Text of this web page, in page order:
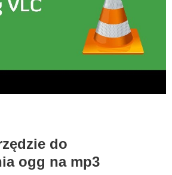
do
ogg na mp3